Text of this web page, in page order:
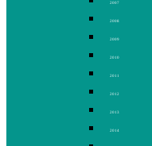
2007
2008
2009
2010
2011
2012
2013
2014